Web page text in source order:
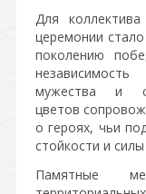
Для
церемонии
поколению
мужества и
цветов
о героях, чьи
стойкости и
Памятные